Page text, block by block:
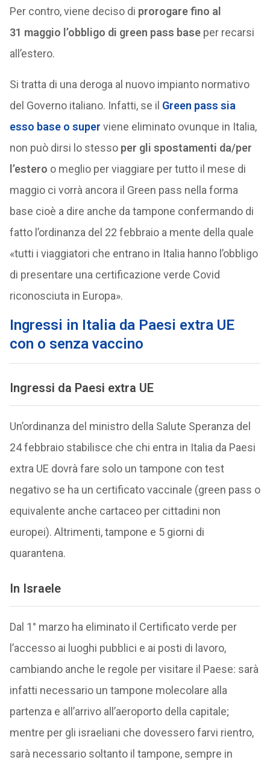
Per contro, viene deciso di prorogare fino al
31 maggio l’obbligo di green pass baseper recarsi
all’estero.
Si tratta di una deroga al nuovo impianto normativo
del Governo italiano. Infatti, se il Green pass sia
esso base o super viene eliminato ovunque in Italia,
non può dirsi lo stesso per gli spostamenti da/per
l’estero o meglio per viaggiare per tutto il mese di
maggio ci vorrà ancora il Green pass nella forma
base cioè a dire anche da tampone confermando di
fatto l’ordinanza del 22 febbraio a mente della quale
«tutti i viaggiatori che entrano in Italia hanno l’obbligo
di presentare una certificazione verde Covid
riconosciuta in Europa».
Ingressi in Italia da Paesi extra UE
con o senza vaccino
Ingressi da Paesi extra UE
Un’ordinanza del ministro della Salute Speranza del
24 febbraio stabilisce che chi entra in Italia da Paesi
extra UE dovrà fare solo un tampone con test
negativo se ha un certificato vaccinale (green pass o
equivalente anche cartaceo per cittadini non
europei). Altrimenti, tampone e 5 giorni di
quarantena.
In Israele
Dal 1° marzo ha eliminato il Certificato verde per
l’accesso ai luoghi pubblici e ai posti di lavoro,
cambiando anche le regole per visitare il Paese: sarà
infatti necessario un tampone molecolare alla
partenza e all’arrivo all’aeroporto della capitale;
mentre per gli israeliani che dovessero farvi rientro,
sarà necessario soltanto il tampone, sempre in